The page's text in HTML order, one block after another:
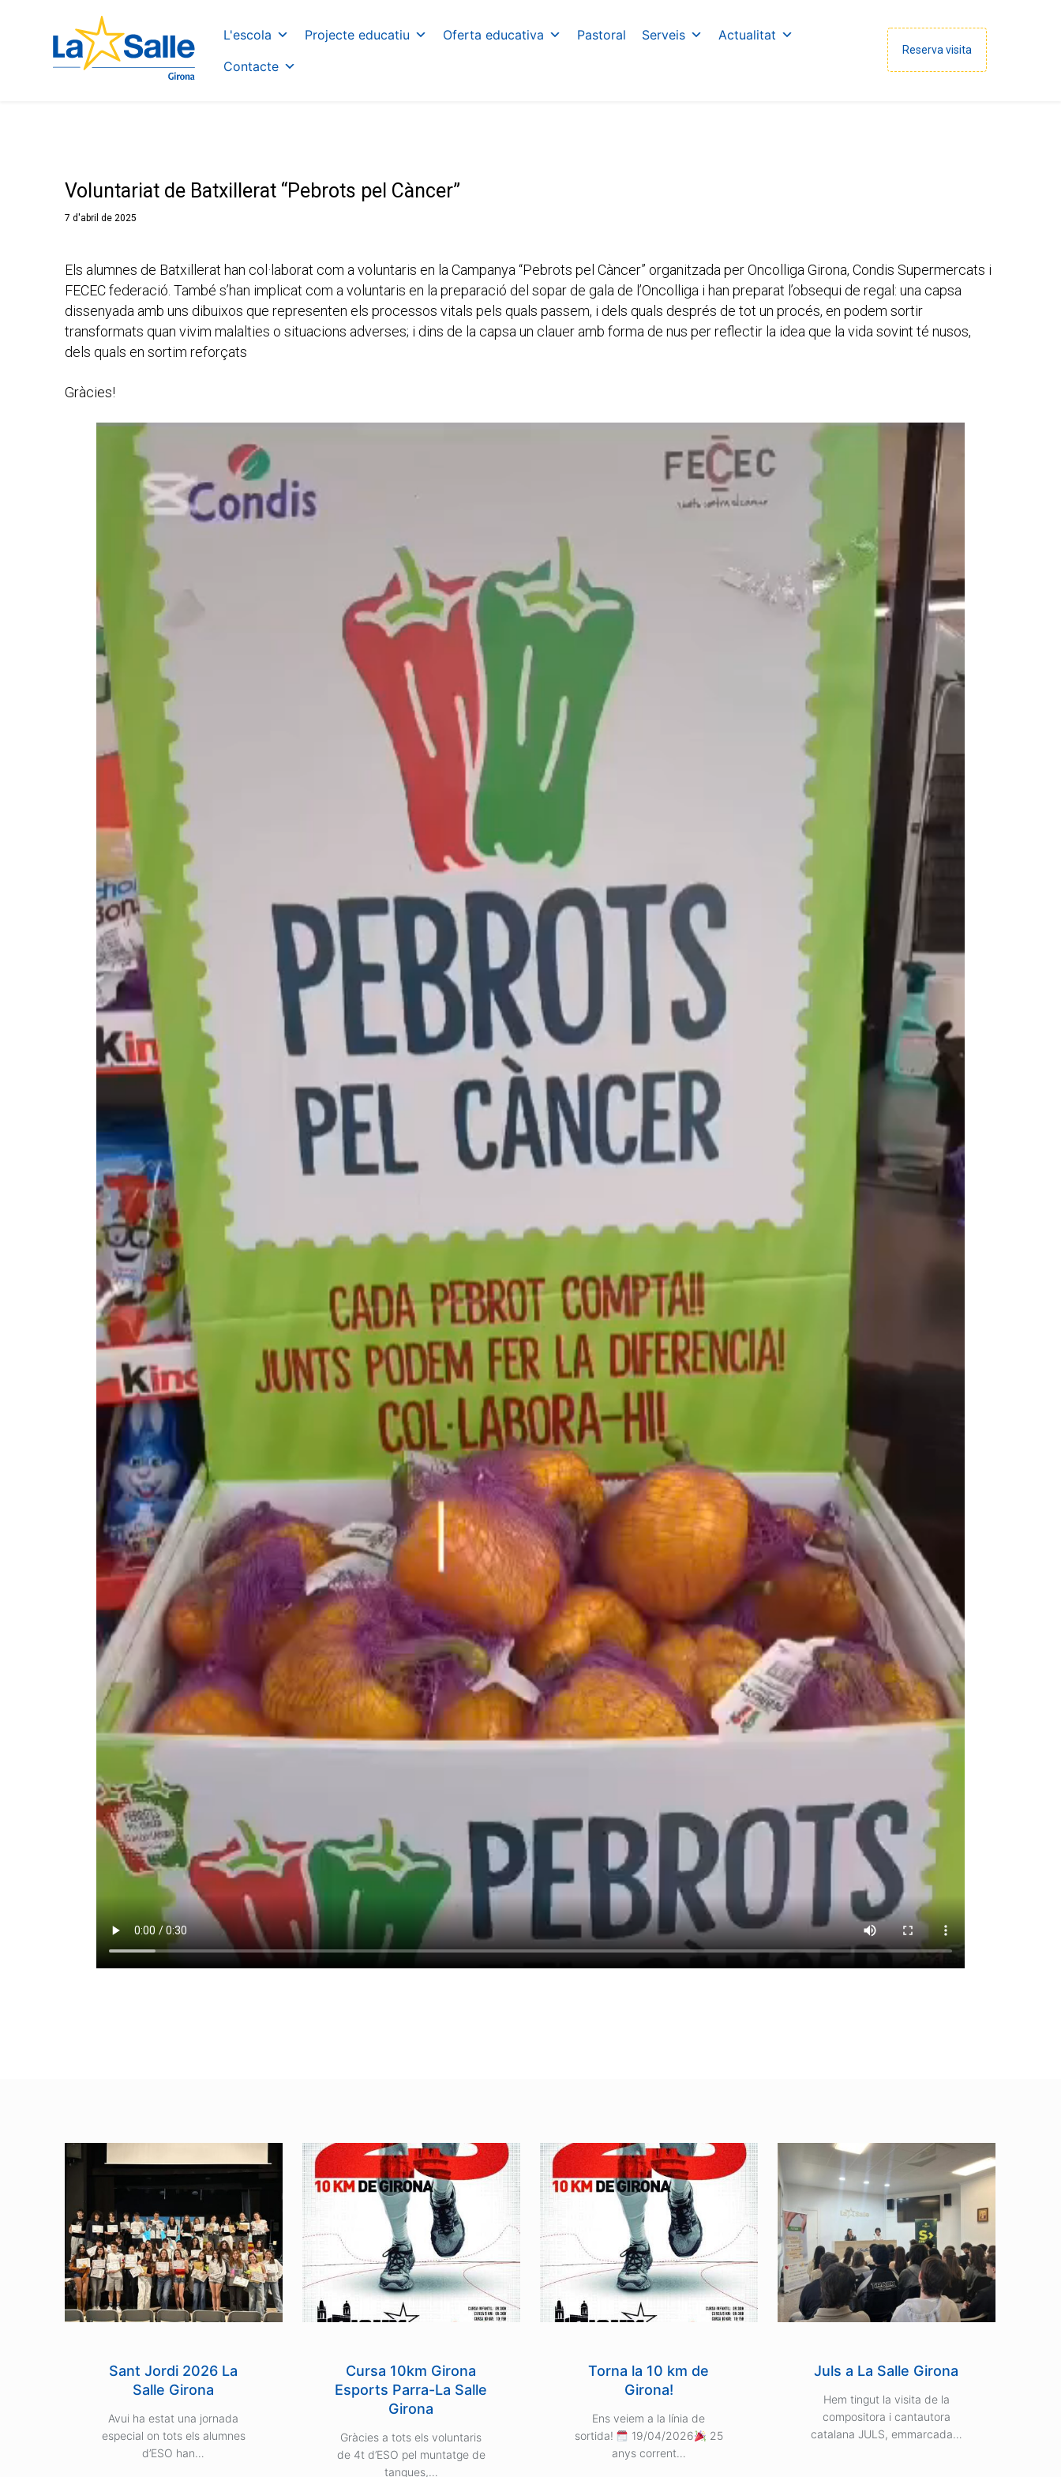
Spanish
L'escola Projecte educatiu Oferta educativa Pastoral Serveis
Actualitat
Contacte
Reserva visita
Voluntariat de Batxillerat “Pebrots pel Càncer”
7 d'abril de 2025
Els alumnes de Batxillerat han col·laborat com a voluntaris en la Campanya “Pebrots pel Càncer” organitzada per Oncolliga Girona, Condis Supermercats i
FECEC federació. També s’han implicat com a voluntaris en la preparació del sopar de gala de l’Oncolliga i han preparat l’obsequi de regal: una capsa
dissenyada amb uns dibuixos que representen els processos vitals pels quals passem, i dels quals després de tot un procés, en podem sortir
transformats quan vivim malalties o situacions adverses; i dins de la capsa un clauer amb forma de nus per reflectir la idea que la vida sovint té nusos,
dels quals en sortim reforçats
Gràcies!
Sant Jordi 2026 La
Salle Girona
Avui ha estat una jornada
especial on tots els alumnes
d’ESO han…
Cursa 10km Girona
Esports Parra-La Salle
Girona
Gràcies a tots els voluntaris
de 4t d’ESO pel muntatge de
tanques,…
Torna la 10 km de
Girona!
Ens veiem a la línia de
sortida!
19/04/2026
25
anys corrent…
Juls a La Salle Girona
Hem tingut la visita de la
compositora i cantautora
catalana JULS, emmarcada…